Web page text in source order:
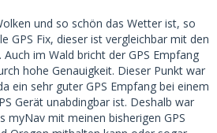
und so schön das Wetter ist, so
GPS Fix, dieser ist vergleichbar mit den
Auch im Wald bricht der GPS Empfang
hohe Genauigkeit. Dieser Punkt war
ein sehr guter GPS Empfang bei einem
Gerät unabdingbar ist. Deshalb war
myNav mit meinen bisherigen GPS